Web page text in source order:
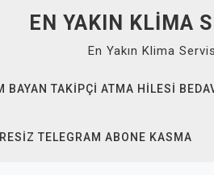
EN YAKIN KLIMA
En Yakın Klima
BAYAN TAKIPÇI ATMA HILESI
TELEGRAM ABONE KASMA